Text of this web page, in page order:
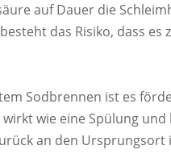
auf Dauer die
das Risiko, dass
Sodbrennen ist es
wirkt wie eine Spülung
an den Ursprungsort